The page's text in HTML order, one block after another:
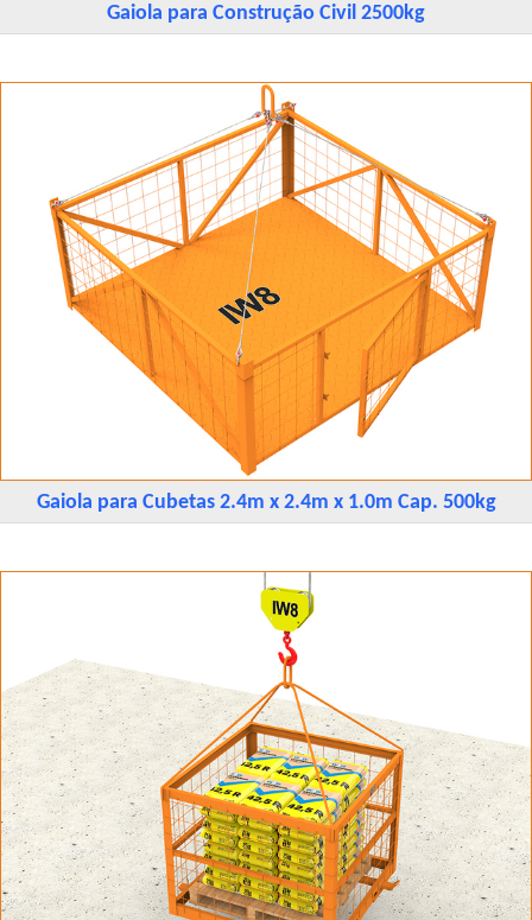
Gaiola para Construção Civil 2500kg
Gaiola para Cubetas 2.4m x 2.4m x 1.0m Cap. 500kg